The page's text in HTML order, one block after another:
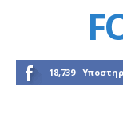
18,739